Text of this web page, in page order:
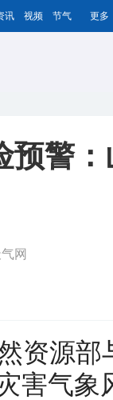
讯 视频 节气 更多
预警
网
资源部
害气象